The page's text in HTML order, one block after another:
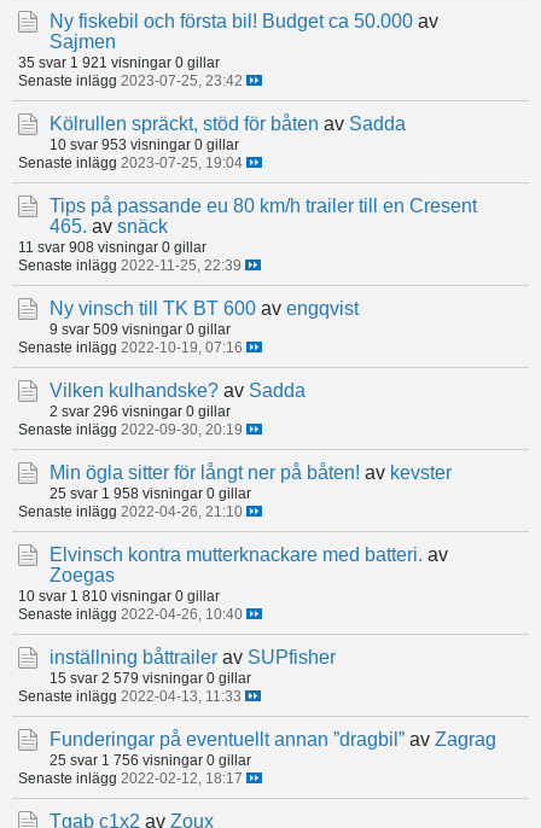
Ny fiskebil och första bil! Budget ca 50.000 av
Sajmen
35 svar 1 921 visningar 0 gillar
Senaste inlägg 2023-07-25, 23:42
Kölrullen spräckt, stöd för båten av Sadda
10 svar 953 visningar 0 gillar
Senaste inlägg 2023-07-25, 19:04
Tips på passande eu 80 km/h trailer till en Cresent
465. av snäck
11 svar 908 visningar 0 gillar
Senaste inlägg 2022-11-25, 22:39
Ny vinsch till TK BT 600 av engqvist
9 svar 509 visningar 0 gillar
Senaste inlägg 2022-10-19, 07:16
Vilken kulhandske? av Sadda
2 svar 296 visningar 0 gillar
Senaste inlägg 2022-09-30, 20:19
Min ögla sitter för långt ner på båten! av kevster
25 svar 1 958 visningar 0 gillar
Senaste inlägg 2022-04-26, 21:10
Elvinsch kontra mutterknackare med batteri. av
Zoegas
10 svar 1 810 visningar 0 gillar
Senaste inlägg 2022-04-26, 10:40
inställning båttrailer av SUPfisher
15 svar 2 579 visningar 0 gillar
Senaste inlägg 2022-04-13, 11:33
Funderingar på eventuellt annan ”dragbil” av Zagrag
25 svar 1 756 visningar 0 gillar
Senaste inlägg 2022-02-12, 18:17
Tgab c1x2 av Zoux